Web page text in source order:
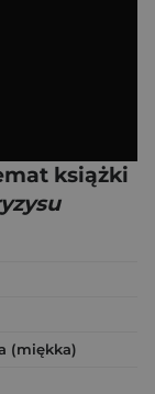
książki
(miękka)